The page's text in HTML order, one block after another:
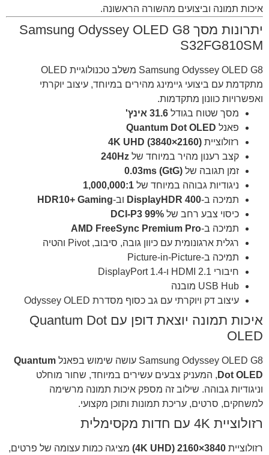
איכות תמונה וביצועים מהשורה הראשונה.
יתרונות מסך Samsung Odyssey OLED G8
S32FG810SM
Samsung Odyssey OLED G8 משלב טכנולוגיית OLED
מתקדמת עם ביצועי גיימינג מהירים במיוחד, עיצוב יוקרתי
ואפשרויות כוונון מתקדמות.
מסך שטוח בגודל 31.6 אינץ'
פאנל Quantum Dot OLED
רזולוציית 4K UHD (3840×2160)
קצב רענון מהיר במיוחד של 240Hz
זמן תגובה של 0.03ms (GtG)
ניגודיות גבוהה במיוחד של 1,000,000:1
תמיכה ב-DisplayHDR 400 וב-HDR10+ Gaming
כיסוי צבע רחב של 99% DCI-P3
תמיכה ב-AMD FreeSync Premium Pro
רגלית ארגונומית עם כיוון גובה, סיבוב, Pivot והטיה
תמיכה ב-Picture-in-Picture
חיבורי HDMI 2.1 ו-DisplayPort 1.4
USB Hub מובנה
עיצוב דק ויוקרתי עם גב כסוף מסדרת Odyssey OLED
איכות תמונה יוצאת דופן עם Quantum Dot
OLED
Samsung Odyssey OLED G8 עושה שימוש בפאנל
Quantum
Dot OLED , המעניק צבעים עשירים במיוחד, שחור מוחלט
וניגודיות גבוהה. שילוב זה מספק איכות תמונה מרשימה
למשחקים, סרטים, עריכת תמונות ותוכן מקצועי.
רזולוציית 4K עם חדות מקסימלית
רזולוציית 3840×2160 (4K UHD)
מציגה כמות עצומה של פרטים,